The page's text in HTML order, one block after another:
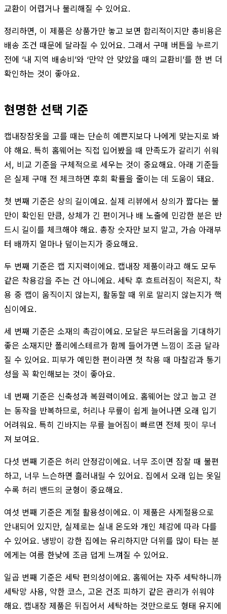
교환이 어렵거나 불리해질 수 있어요.
정리하면, 이 제품은 상품가만 놓고 보면 합리적이지만 총비용은
배송 조건 때문에 달라질 수 있어요. 그래서 구매 버튼을 누르기
전에 ‘내 지역 배송비’와 ‘만약 안 맞았을 때의 교환비’를 한 번 더
확인하는 것이 좋아요.
현명한 선택 기준
캡내장잠옷을 고를 때는 단순히 예쁜지보다 나에게 맞는지로 봐
야 해요. 특히 홈웨어는 직접 입어봤을 때 만족도가 갈리기 쉬워
서, 비교 기준을 구체적으로 세우는 것이 중요해요. 아래 기준들
은 실제 구매 전 체크하면 후회 확률을 줄이는 데 도움이 돼요.
첫 번째 기준은 상의 길이예요. 실제 리뷰에서 상의가 짧다는 불
만이 확인된 만큼, 상체가 긴 편이거나 배 노출에 민감한 분은 반
드시 길이를 체크해야 해요. 총장 숫자만 보지 말고, 가슴 아래부
터 배까지 얼마나 덮이는지가 중요해요.
두 번째 기준은 캡 지지력이에요. 캡내장 제품이라고 해도 모두
같은 착용감을 주는 건 아니에요. 세탁 후 흐트러짐이 적은지, 착
용 중 캡이 움직이지 않는지, 활동할 때 위로 말리지 않는지가 핵
심이에요.
세 번째 기준은 소재의 촉감이에요. 모달은 부드러움을 기대하기
좋은 소재지만 폴리에스테르가 함께 들어가면 느낌이 조금 달라
질 수 있어요. 피부가 예민한 편이라면 첫 착용 때 마찰감과 통기
성을 꼭 확인해보는 것이 좋아요.
네 번째 기준은 신축성과 복원력이에요. 홈웨어는 앉고 눕고 걷
는 동작을 반복하므로, 허리나 무릎이 쉽게 늘어나면 오래 입기
어려워요. 특히 긴바지는 무릎 늘어짐이 빠르면 전체 핏이 무너
져 보여요.
다섯 번째 기준은 허리 안정감이에요. 너무 조이면 잠잘 때 불편
하고, 너무 느슨하면 흘러내릴 수 있어요. 집에서 오래 입는 옷일
수록 허리 밴드의 균형이 중요해요.
여섯 번째 기준은 계절 활용성이에요. 이 제품은 사계절용으로
안내되어 있지만, 실제로는 실내 온도와 개인 체감에 따라 다를
수 있어요. 냉방이 강한 집에는 유리하지만 더위를 많이 타는 분
에게는 여름 한낮에 조금 덥게 느껴질 수 있어요.
일곱 번째 기준은 세탁 편의성이에요. 홈웨어는 자주 세탁하니까
세탁망 사용, 약한 코스, 고온 건조 피하기 같은 관리가 쉬워야
해요. 캡내장 제품은 뒤집어서 세탁하는 것만으로도 형태 유지에